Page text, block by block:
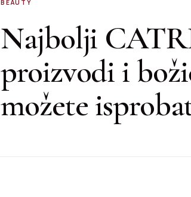
BEAUTY
Najbolji
proizvodi i
možete